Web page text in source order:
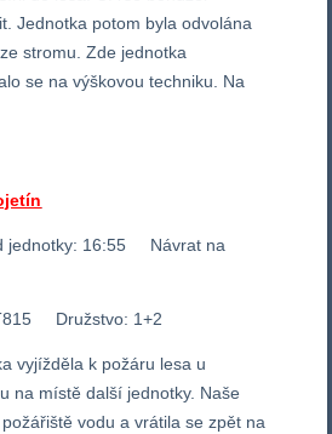
Jednotka potom byla odvolána
stromu. Zde jednotka
se na výškovou techniku. Na
16:55 Návrat na
Družstvo: 1+2
vyjížděla k požáru lesa u
na místě další jednotky. Naše
vodu a vrátila se zpět na